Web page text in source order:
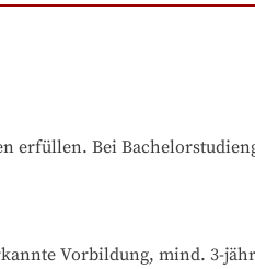
erfüllen. Bei
Vorbildung, mind. 3-